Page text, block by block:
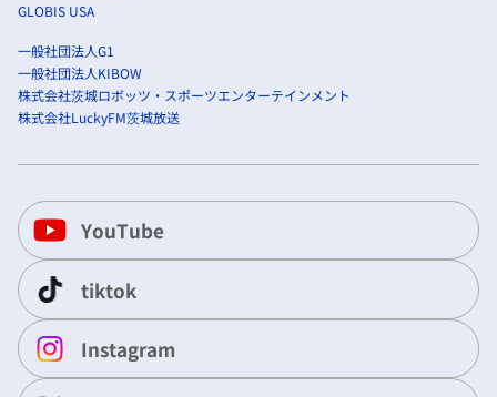
GLOBIS USA
一般社団法人G1
一般社団法人KIBOW
株式会社茨城ロボッツ・スポーツエンターテインメント
株式会社LuckyFM茨城放送
YouTube
tiktok
Instagram